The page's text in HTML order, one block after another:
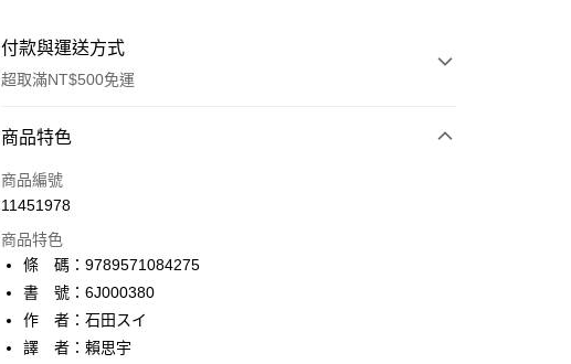
付款與運送方式
超取滿NT$500免運
付款方式
信用卡一次付款
AFTEE先享後付
相關說明
AFTEE先享後付是「在收到商品之後才付款」的支付方式。 讓您購物簡單
便利好安心！
ATM付款
商品特色
商品編號
11451978
商品特色
條 碼：9789571084275
書 號：6J000380
作 者：石田スイ
譯 者：賴思宇